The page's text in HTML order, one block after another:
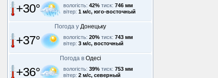
+30° вологість: 42% тиск: 746 мм
вітер: 1 м/с, юго-восточный
Погода у Донецьку
+37° вологість: 20% тиск: 743 мм
вітер: 3 м/с, восточный
Погода в Одесі
+36° вологість: 39% тиск: 753 мм
вітер: 2 м/с, северный